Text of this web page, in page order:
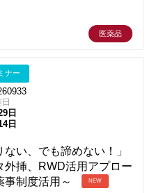
医薬品
ナー
日
日
い、でも諦めない！」
外挿、RWD活用アプロー
制度活用～
NEW